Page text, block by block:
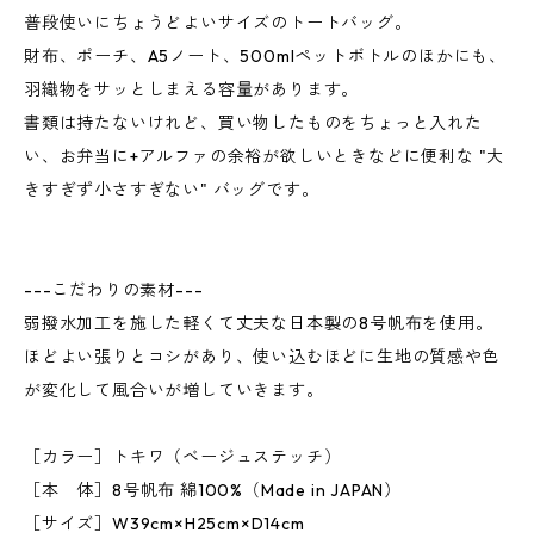
普段使いにちょうどよいサイズのトートバッグ。
財布、ポーチ、A5ノート、500mlペットボトルのほかにも、
羽織物をサッとしまえる容量があります。
書類は持たないけれど、買い物したものをちょっと入れた
い、お弁当に+アルファの余裕が欲しいときなどに便利な "大
きすぎず小さすぎない" バッグです。
---こだわりの素材---
弱撥水加工を施した軽くて丈夫な日本製の8号帆布を使用。
ほどよい張りとコシがあり、使い込むほどに生地の質感や色
が変化して風合いが増していきます。
［カラー］トキワ（ベージュステッチ）
［本 体］8号帆布 綿100%（Made in JAPAN）
［サイズ］W39cm×H25cm×D14cm